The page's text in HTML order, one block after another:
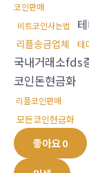
코인판매
비트코인사는법
리플송금업체 테
국내거래소fds
코인돈현금화
리플코인판매
모든코인현금화
좋아요0